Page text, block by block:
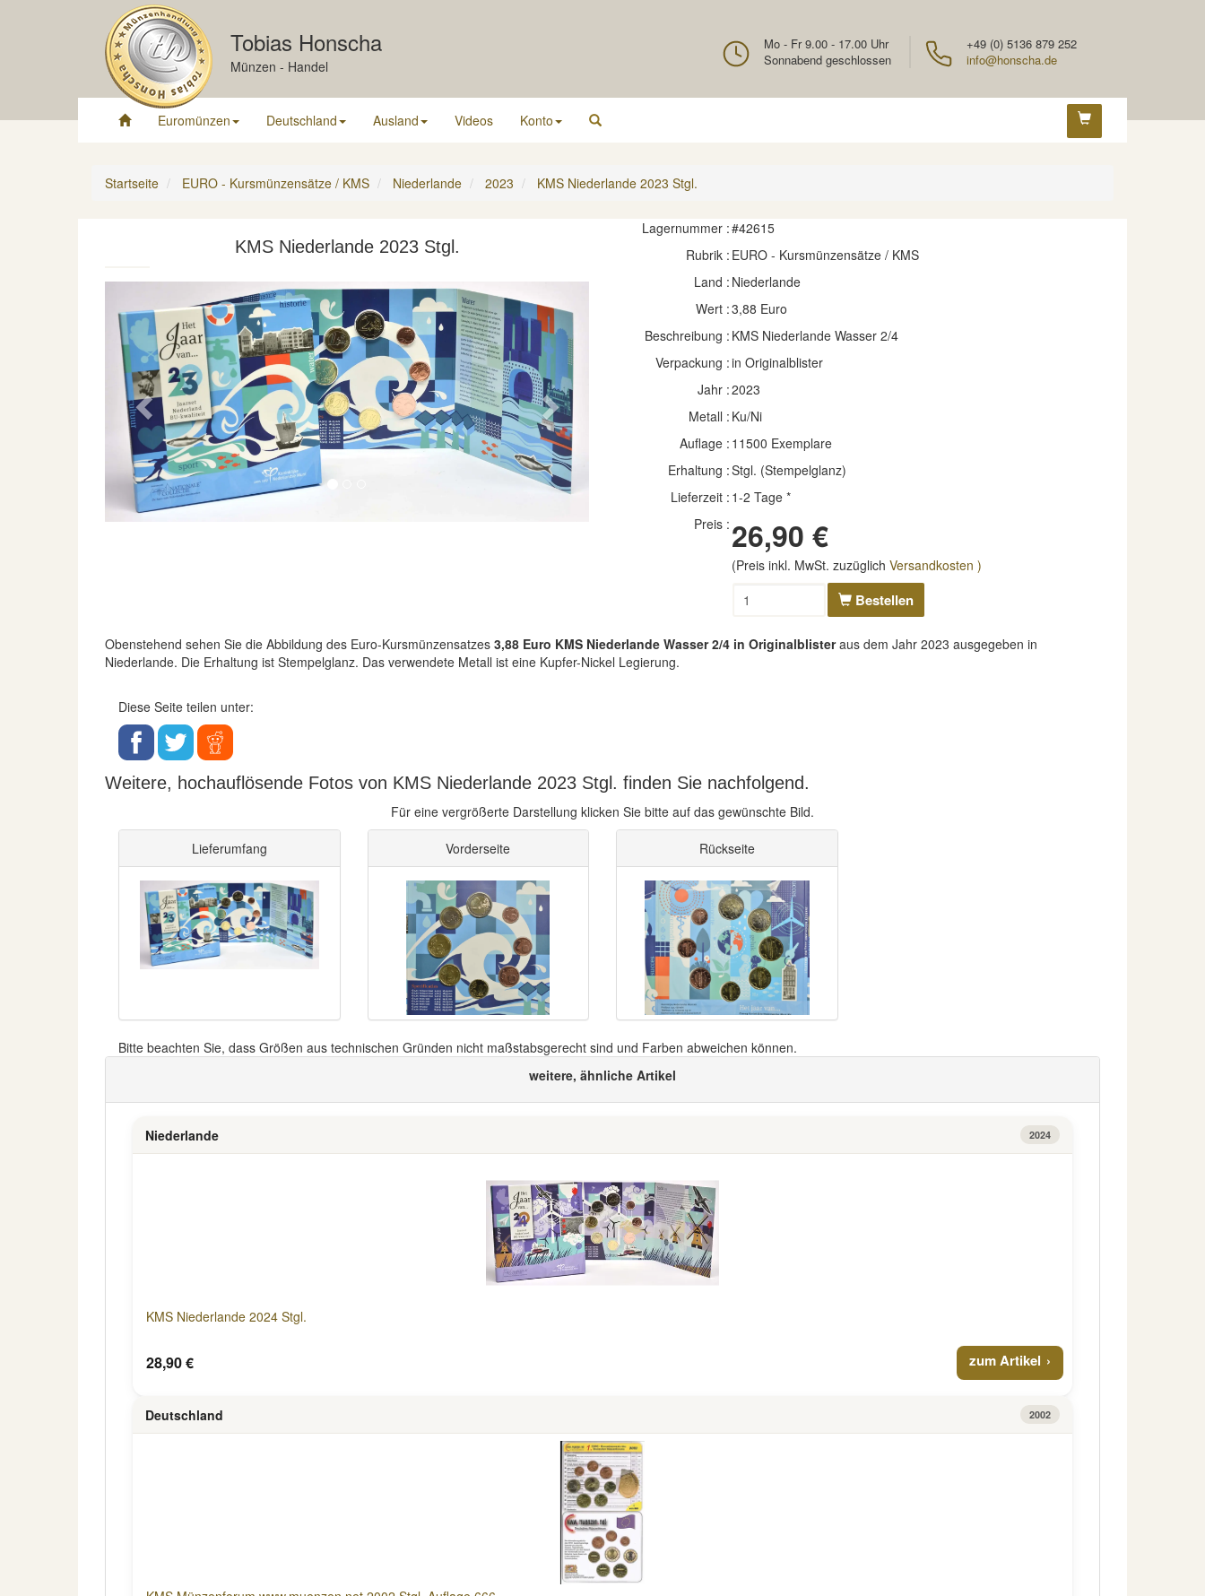
Tobias Honscha
Münzen - Handel
+49 (0) 5136 879 252
info@honscha.de
Mo - Fr 9.00 - 17.00 Uhr
Sonnabend geschlossen
Euromünzen Deutschland Ausland Videos Konto
Startseite EURO - Kursmünzensätze / KMS Niederlande 2023 KMS Niederlande 2023 Stgl.
KMS Niederlande 2023 Stgl.
Previous Next
Lagernummer :#42615
Rubrik : EURO - Kursmünzensätze / KMS
Land : Niederlande
Wert :3,88 Euro
Beschreibung : KMS Niederlande Wasser 2/4
Verpackung :in Originalblister
Jahr :2023
Metall : Ku/Ni
Auflage : 11500 Exemplare
Erhaltung :Stgl. (Stempelglanz)
Lieferzeit : 1-2 Tage *
Preis : 26,90 €
(Preis inkl. MwSt. zuzüglich Versandkosten )
Bestellen
Obenstehend sehen Sie die Abbildung des Euro-Kursmünzensatzes 3,88 Euro KMS Niederlande Wasser 2/4 in Originalblisteraus dem Jahr 2023 ausgegeben in
Niederlande. Die Erhaltung ist Stempelglanz. Das verwendete Metall ist eine Kupfer-Nickel Legierung.
Diese Seite teilen unter:
Weitere, hochauflösende Fotos von KMS Niederlande 2023 Stgl. finden Sie nachfolgend.
Für eine vergrößerte Darstellung klicken Sie bitte auf das gewünschte Bild.
Lieferumfang Vorderseite Rückseite
Bitte beachten Sie, dass Größen aus technischen Gründen nicht maßstabsgerecht sind und Farben abweichen können.
weitere, ähnliche Artikel
Niederlande 2024
KMS Niederlande 2024 Stgl.
28,90 € zum Artikel
Deutschland 2002